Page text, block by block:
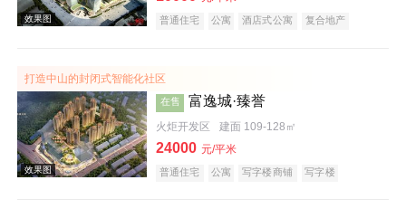
效果图
普通住宅 公寓 酒店式公寓 复合地产
打造中山的封闭式智能化社区
在售 富逸城·臻誉
火炬开发区 建面 109-128㎡
24000 元/平米
普通住宅 公寓 写字楼商铺
写字楼